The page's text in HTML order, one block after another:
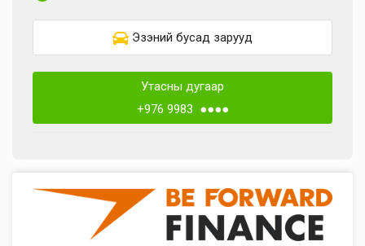
Эзэний бусад зарууд
Утасны дугаар
+976 9983 ●●●●